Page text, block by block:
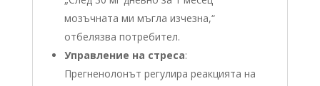
мозъчната ми мъгла изчезна,“
отбелязва потребител.
Управление на стреса:
Прегненолонът регулира реакцията на